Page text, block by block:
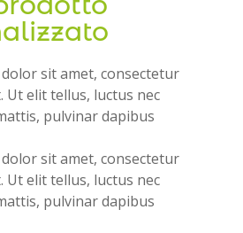
sit amet, consectetur
Ut elit tellus, luctus nec
pulvinar dapibus
sit amet, consectetur
Ut elit tellus, luctus nec
pulvinar dapibus